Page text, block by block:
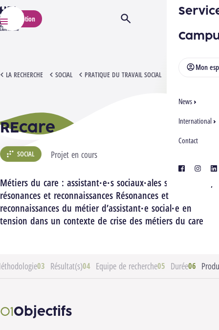
HELMo
Menu
Mon
News
International
Contact
facebook
Inscription Ouvrir/Fermer la recherche
REcare
LA RECHERCHE SOCIAL PRATIQUE DU TRAVAIL SOCIAL
RECARE
SOCIAL Projet en cours
Métiers du care : assistant·e·s sociaux·ales sous tension,
résonances et reconnaissances Résonances et
reconnaissances du métier d’assistant·e social·e en
tension dans un contexte de crise des métiers du care
Résultat(s) Equipe de recherche Durée
Objectifs